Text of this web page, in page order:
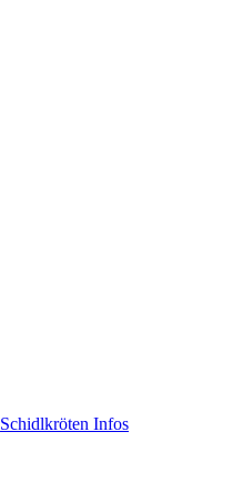
Schidlkröten Infos